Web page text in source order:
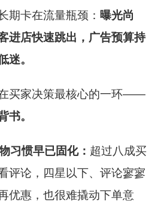
期卡在流量瓶颈： 曝光尚
进店快速跳出，广告预算持
迷。
买家决策最核心的一环——
书。
习惯早已固化： 超过八成买
评论，四星以下、评论寥寥
优惠，也很难撬动下单意